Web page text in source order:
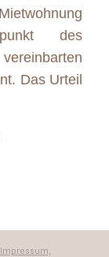
des
Das Urteil
Impressum,